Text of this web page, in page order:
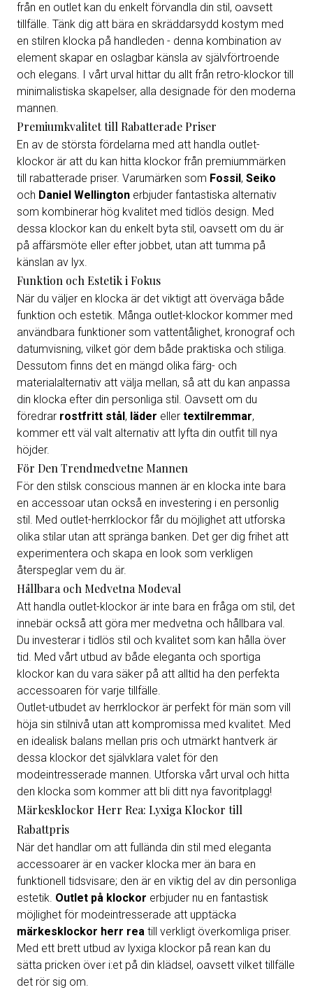
från en outlet kan du enkelt förvandla din stil, oavsett
tillfälle. Tänk dig att bära en skräddarsydd kostym med
en stilren klocka på handleden - denna kombination av
element skapar en oslagbar känsla av självförtroende
och elegans. I vårt urval hittar du allt från retro-klockor till
minimalistiska skapelser, alla designade för den moderna
mannen.
Premiumkvalitet till Rabatterade Priser
En av de största fördelarna med att handla outlet-
klockor är att du kan hitta klockor från premiummärken
till rabatterade priser. Varumärken som Fossil, Seiko
och Daniel Wellington erbjuder fantastiska alternativ
som kombinerar hög kvalitet med tidlös design. Med
dessa klockor kan du enkelt byta stil, oavsett om du är
på affärsmöte eller efter jobbet, utan att tumma på
känslan av lyx.
Funktion och Estetik i Fokus
När du väljer en klocka är det viktigt att överväga både
funktion och estetik. Många outlet-klockor kommer med
användbara funktioner som vattentålighet, kronograf och
datumvisning, vilket gör dem både praktiska och stiliga.
Dessutom finns det en mängd olika färg- och
materialalternativ att välja mellan, så att du kan anpassa
din klocka efter din personliga stil. Oavsett om du
föredrar rostfritt stål, läder eller textilremmar,
kommer ett väl valt alternativ att lyfta din outfit till nya
höjder.
För Den Trendmedvetne Mannen
För den stilsk conscious mannen är en klocka inte bara
en accessoar utan också en investering i en personlig
stil. Med outlet-herrklockor får du möjlighet att utforska
olika stilar utan att spränga banken. Det ger dig frihet att
experimentera och skapa en look som verkligen
återspeglar vem du är.
Hållbara och Medvetna Modeval
Att handla outlet-klockor är inte bara en fråga om stil, det
innebär också att göra mer medvetna och hållbara val.
Du investerar i tidlös stil och kvalitet som kan hålla över
tid. Med vårt utbud av både eleganta och sportiga
klockor kan du vara säker på att alltid ha den perfekta
accessoaren för varje tillfälle.
Outlet-utbudet av herrklockor är perfekt för män som vill
höja sin stilnivå utan att kompromissa med kvalitet. Med
en idealisk balans mellan pris och utmärkt hantverk är
dessa klockor det självklara valet för den
modeintresserade mannen. Utforska vårt urval och hitta
den klocka som kommer att bli ditt nya favoritplagg!
Märkesklockor Herr Rea: Lyxiga Klockor till
Rabattpris
När det handlar om att fullända din stil med eleganta
accessoarer är en vacker klocka mer än bara en
funktionell tidsvisare; den är en viktig del av din personliga
estetik. Outlet på klockor erbjuder nu en fantastisk
möjlighet för modeintresserade att upptäcka
märkesklockor herr rea till verkligt överkomliga priser.
Med ett brett utbud av lyxiga klockor på rean kan du
sätta pricken över i:et på din klädsel, oavsett vilket tillfälle
det rör sig om.